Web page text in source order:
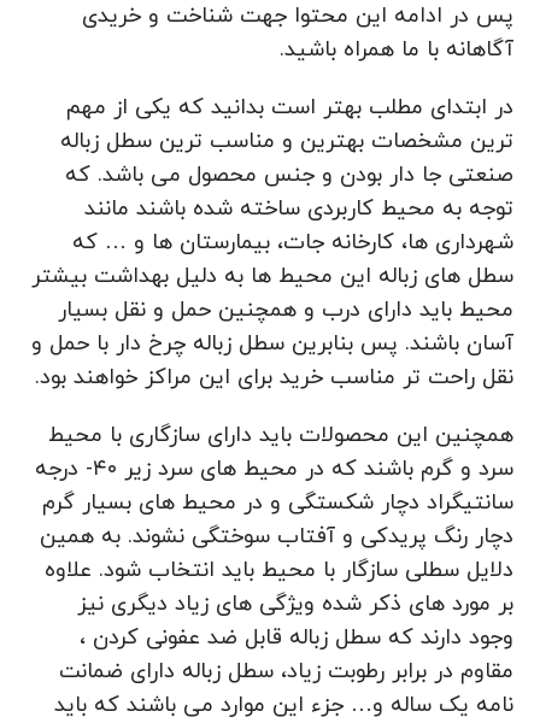
پس در ادامه این محتوا جهت شناخت و خریدی
آگاهانه با ما همراه باشید.
در ابتدای مطلب بهتر است بدانید که یکی از مهم
ترین مشخصات بهترین و مناسب ترین سطل زباله
صنعتی جا دار بودن و جنس محصول می باشد. که
توجه به محیط کاربردی ساخته شده باشند مانند
شهرداری ها، کارخانه جات، بیمارستان ها و … که
سطل های زباله این محیط ها به دلیل بهداشت بیشتر
محیط باید دارای درب و همچنین حمل و نقل بسیار
آسان باشند. پس بنابرین سطل زباله چرخ دار با حمل و
نقل راحت تر مناسب خرید برای این مراکز خواهند بود.
همچنین این محصولات باید دارای سازگاری با محیط
سرد و گرم باشند که در محیط های سرد زیر ۴۰- درجه
سانتیگراد دچار شکستگی و در محیط های بسیار گرم
دچار رنگ پریدکی و آفتاب سوختگی نشوند. به همین
دلایل سطلی سازگار با محیط باید انتخاب شود. علاوه
بر مورد های ذکر شده ویژگی های زیاد دیگری نیز
وجود دارند که سطل زباله قابل ضد عفونی کردن ،
مقاوم در برابر رطوبت زیاد، سطل زباله دارای ضمانت
نامه یک ساله و… جزء این موارد می باشند که باید